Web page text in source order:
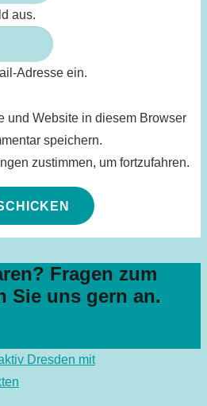
aus.
Adresse ein.
und Website in diesem Browser
speichern.
zustimmen, um fortzufahren.
Fragen zum
Sie uns gern an.